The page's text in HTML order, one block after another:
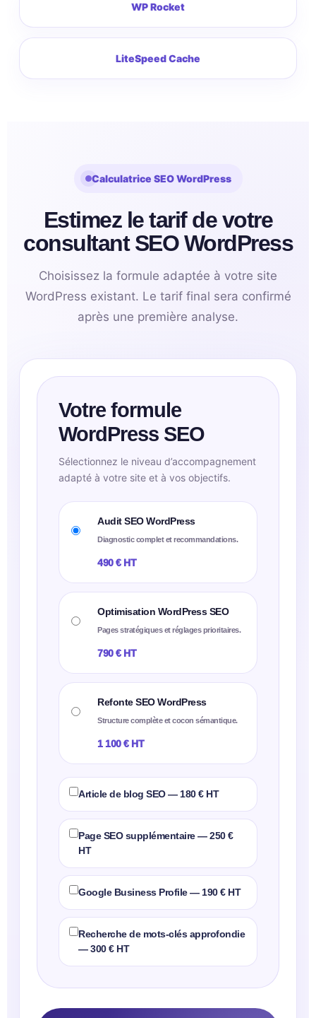
WP Rocket
LiteSpeed Cache
Calculatrice SEO WordPress
Estimez le tarif de votre
consultant SEO WordPress
Choisissez la formule adaptée à votre site
WordPress existant. Le tarif final sera confirmé
après une première analyse.
Votre formule
WordPress SEO
Sélectionnez le niveau d’accompagnement
adapté à votre site et à vos objectifs.
Audit SEO WordPress
Diagnostic complet et recommandations.
490 € HT
Optimisation WordPress SEO
Pages stratégiques et réglages prioritaires.
790 € HT
Refonte SEO WordPress
Structure complète et cocon sémantique.
1 100 € HT
Article de blog SEO — 180 € HT
Page SEO supplémentaire — 250 €
HT
Google Business Profile — 190 € HT
Recherche de mots-clés approfondie
— 300 € HT